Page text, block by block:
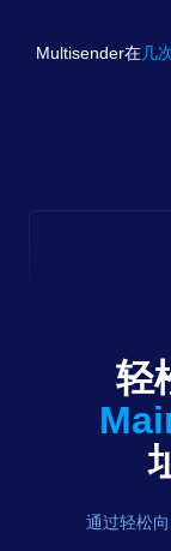
Multisender在几
轻
通过轻松